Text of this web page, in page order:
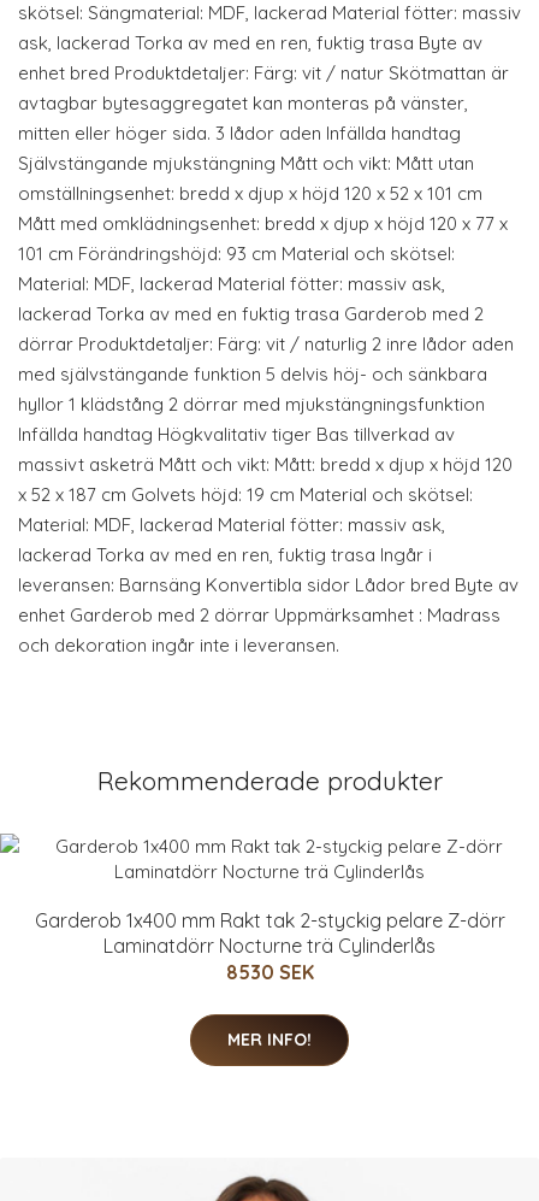
skötsel: Sängmaterial: MDF, lackerad Material fötter: massiv
ask, lackerad Torka av med en ren, fuktig trasa Byte av
enhet bred Produktdetaljer: Färg: vit / natur Skötmattan är
avtagbar bytesaggregatet kan monteras på vänster,
mitten eller höger sida. 3 lådor aden Infällda handtag
Självstängande mjukstängning Mått och vikt: Mått utan
omställningsenhet: bredd x djup x höjd 120 x 52 x 101 cm
Mått med omklädningsenhet: bredd x djup x höjd 120 x 77 x
101 cm Förändringshöjd: 93 cm Material och skötsel:
Material: MDF, lackerad Material fötter: massiv ask,
lackerad Torka av med en fuktig trasa Garderob med 2
dörrar Produktdetaljer: Färg: vit / naturlig 2 inre lådor aden
med självstängande funktion 5 delvis höj- och sänkbara
hyllor 1 klädstång 2 dörrar med mjukstängningsfunktion
Infällda handtag Högkvalitativ tiger Bas tillverkad av
massivt asketrä Mått och vikt: Mått: bredd x djup x höjd 120
x 52 x 187 cm Golvets höjd: 19 cm Material och skötsel:
Material: MDF, lackerad Material fötter: massiv ask,
lackerad Torka av med en ren, fuktig trasa Ingår i
leveransen: Barnsäng Konvertibla sidor Lådor bred Byte av
enhet Garderob med 2 dörrar Uppmärksamhet : Madrass
och dekoration ingår inte i leveransen.
Rekommenderade produkter
Garderob 1x400 mm Rakt tak 2-styckig pelare Z-dörr
Laminatdörr Nocturne trä Cylinderlås
8530 SEK
MER INFO!